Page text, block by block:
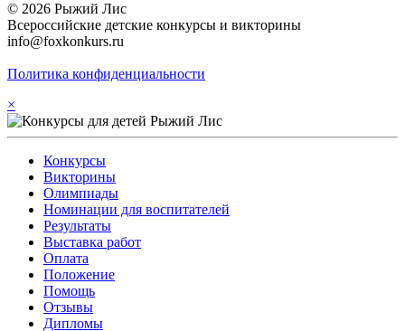
© 2026 Рыжий Лис
Всероссийские детские конкурсы и викторины
info@foxkonkurs.ru
Политика конфиденциальности
×
Конкурсы
Викторины
Олимпиады
Номинации для воспитателей
Результаты
Выставка работ
Оплата
Положение
Помощь
Отзывы
Дипломы